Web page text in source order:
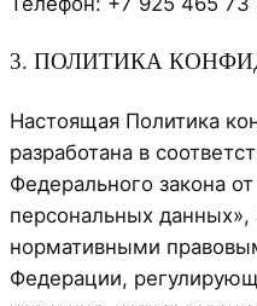
3. ПОЛИТИКА
Настоящая Политика
разработана в
Федерального закона
персональных
нормативными
Федерации,